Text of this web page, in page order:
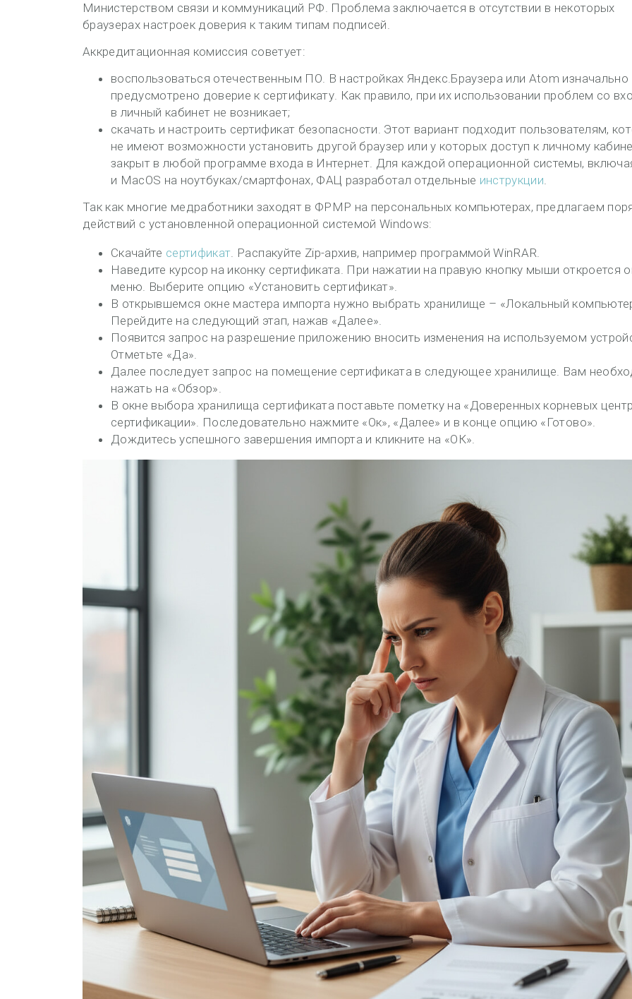
Министерством связи и коммуникаций РФ. Проблема заключается в отсутствии в некоторых
браузерах настроек доверия к таким типам подписей.
Аккредитационная комиссия советует:
воспользоваться отечественным ПО. В настройках Яндекс.Браузера или Atom изначально
предусмотрено доверие к сертификату. Как правило, при их использовании проблем со
в личный кабинет не возникает;
скачать и настроить сертификат безопасности. Этот вариант подходит пользователям,
не имеют возможности установить другой браузер или у которых доступ к личному
закрыт в любой программе входа в Интернет. Для каждой операционной системы,
и MacOS на ноутбуках/смартфонах, ФАЦ разработал отдельные инструкции.
Так как многие медработники заходят в ФРМР на персональных компьютерах, предлагаем
действий с установленной операционной системой Windows:
Скачайте сертификат. Распакуйте Zip-архив, например программой WinRAR.
Наведите курсор на иконку сертификата. При нажатии на правую кнопку мыши откроется
меню. Выберите опцию «Установить сертификат».
В открывшемся окне мастера импорта нужно выбрать хранилище – «Локальный
Перейдите на следующий этап, нажав «Далее».
Появится запрос на разрешение приложению вносить изменения на используемом
Отметьте «Да».
Далее последует запрос на помещение сертификата в следующее хранилище. Вам
нажать на «Обзор».
В окне выбора хранилища сертификата поставьте пометку на «Доверенных корневых
сертификации». Последовательно нажмите «Ок», «Далее» и в конце опцию «Готово».
Дождитесь успешного завершения импорта и кликните на «ОК».